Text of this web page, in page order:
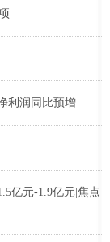
利润同比预增
亿元-1.9亿元|焦点